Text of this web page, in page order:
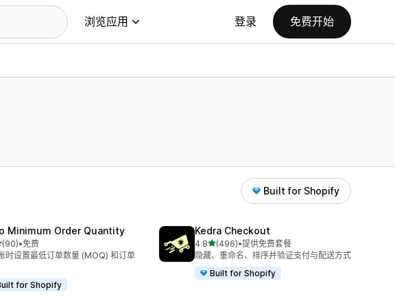
浏览应用 登录 免费开始
Built for Shopify
Minimum Order Quantity
满分 5 星）
(90)条评论
•免费
时设置最低订单数量 (MOQ) 和订单
for Shopify
Kedra Checkout
4.8星（满分 5 星）
(496)
总共 496 条评论
•提供免费套餐
隐藏、重命名、排序并验证支付与配送方式
Built for Shopify